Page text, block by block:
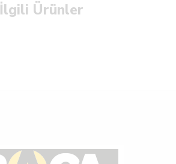
İlgili Ürünler